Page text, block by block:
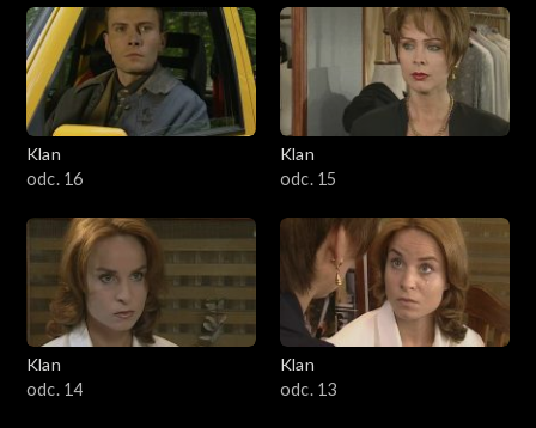
Klan
odc. 16
Klan
odc. 15
Klan
odc. 14
Klan
odc. 13